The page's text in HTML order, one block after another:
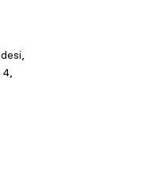
4,